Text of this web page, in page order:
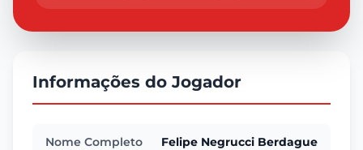
Informações do Jogador
Nome Completo Felipe Negrucci Berdague